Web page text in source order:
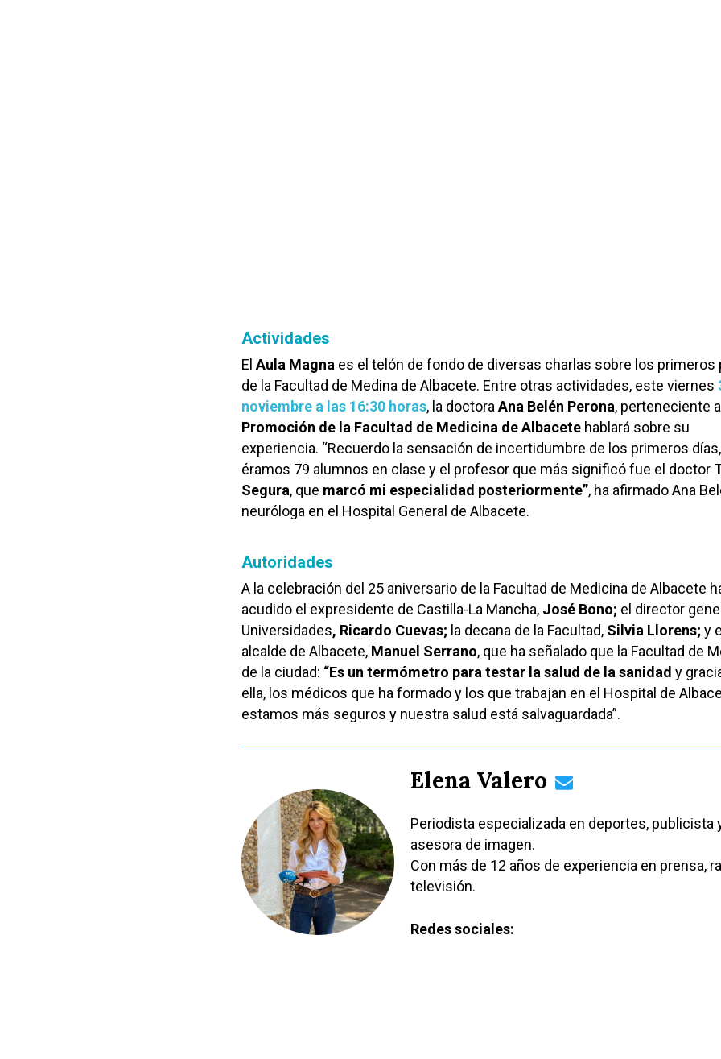
Actividades
El Aula Magna es el telón de fondo de diversas charlas sobre los primeros
de la Facultad de Medina de Albacete. Entre otras actividades, este viernes
noviembre a las 16:30 horas, la doctora Ana Belén Perona, perteneciente
Promoción de la Facultad de Medicina de Albacete hablará sobre su
experiencia. “Recuerdo la sensación de incertidumbre de los primeros días,
éramos 79 alumnos en clase y el profesor que más significó fue el doctor
Segura, que marcó mi especialidad posteriormente”, ha afirmado Ana
neuróloga en el Hospital General de Albacete.
Autoridades
A la celebración del 25 aniversario de la Facultad de Medicina de Albacete
acudido el expresidente de Castilla-La Mancha, José Bono; el director
Universidades, Ricardo Cuevas; la decana de la Facultad, Silvia Llorens; y el
alcalde de Albacete, Manuel Serrano, que ha señalado que la Facultad de
de la ciudad: “Es un termómetro para testar la salud de la sanidad y
ella, los médicos que ha formado y los que trabajan en el Hospital de
estamos más seguros y nuestra salud está salvaguardada”.
Elena Valero
Periodista especializada en deportes, publicista
asesora de imagen.
Con más de 12 años de experiencia en prensa,
televisión.
Redes sociales: